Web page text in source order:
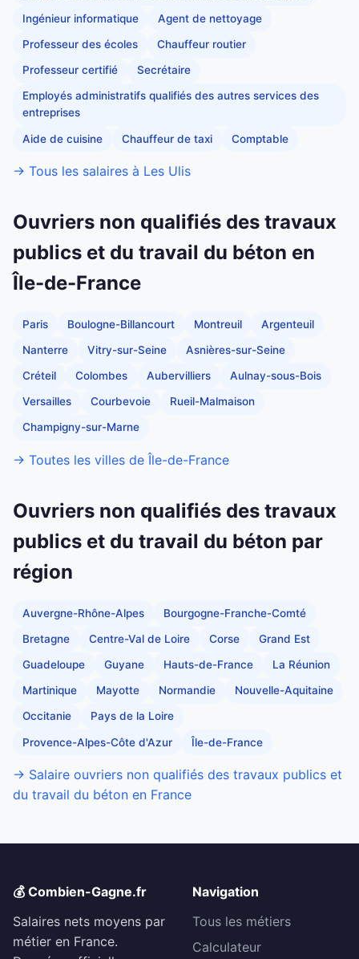
Ingénieur informatique Agent de nettoyage
Professeur des écoles Chauffeur routier
Professeur certifié Secrétaire
Employés administratifs qualifiés des autres services des
entreprises
Aide de cuisine Chauffeur de taxi Comptable
→ Tous les salaires à Les Ulis
Ouvriers non qualifiés des travaux
publics et du travail du béton en
Île-de-France
Paris Boulogne-Billancourt Montreuil Argenteuil
Nanterre Vitry-sur-Seine Asnières-sur-Seine
Créteil Colombes Aubervilliers Aulnay-sous-Bois
Versailles Courbevoie Rueil-Malmaison
Champigny-sur-Marne
→ Toutes les villes de Île-de-France
Ouvriers non qualifiés des travaux
publics et du travail du béton par
région
Auvergne-Rhône-Alpes Bourgogne-Franche-Comté
Bretagne Centre-Val de Loire Corse Grand Est
Guadeloupe Guyane Hauts-de-France La Réunion
Martinique Mayotte Normandie Nouvelle-Aquitaine
Occitanie Pays de la Loire
Provence-Alpes-Côte d'Azur Île-de-France
→ Salaire ouvriers non qualifiés des travaux publics et
du travail du béton en France
💰 Combien-Gagne.fr
Salaires nets moyens par
métier en France.
Navigation
Tous les métiers
Calculateur